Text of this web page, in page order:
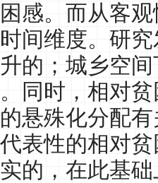
感。而从客
间维度。研
的；城乡空
同时，相对
悬殊化分配
表性的相对
的，在此基